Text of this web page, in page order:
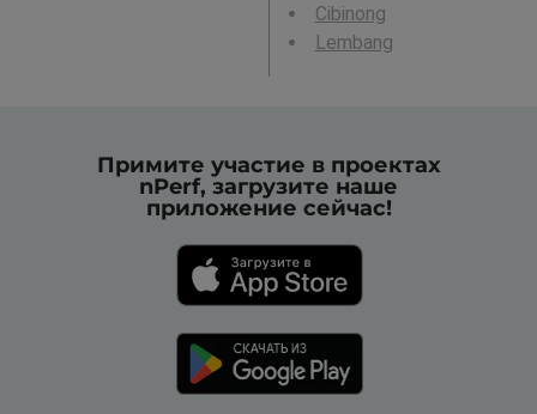
Cibinong
Lembang
Примите участие в проектах
nPerf, загрузите наше
приложение сейчас!